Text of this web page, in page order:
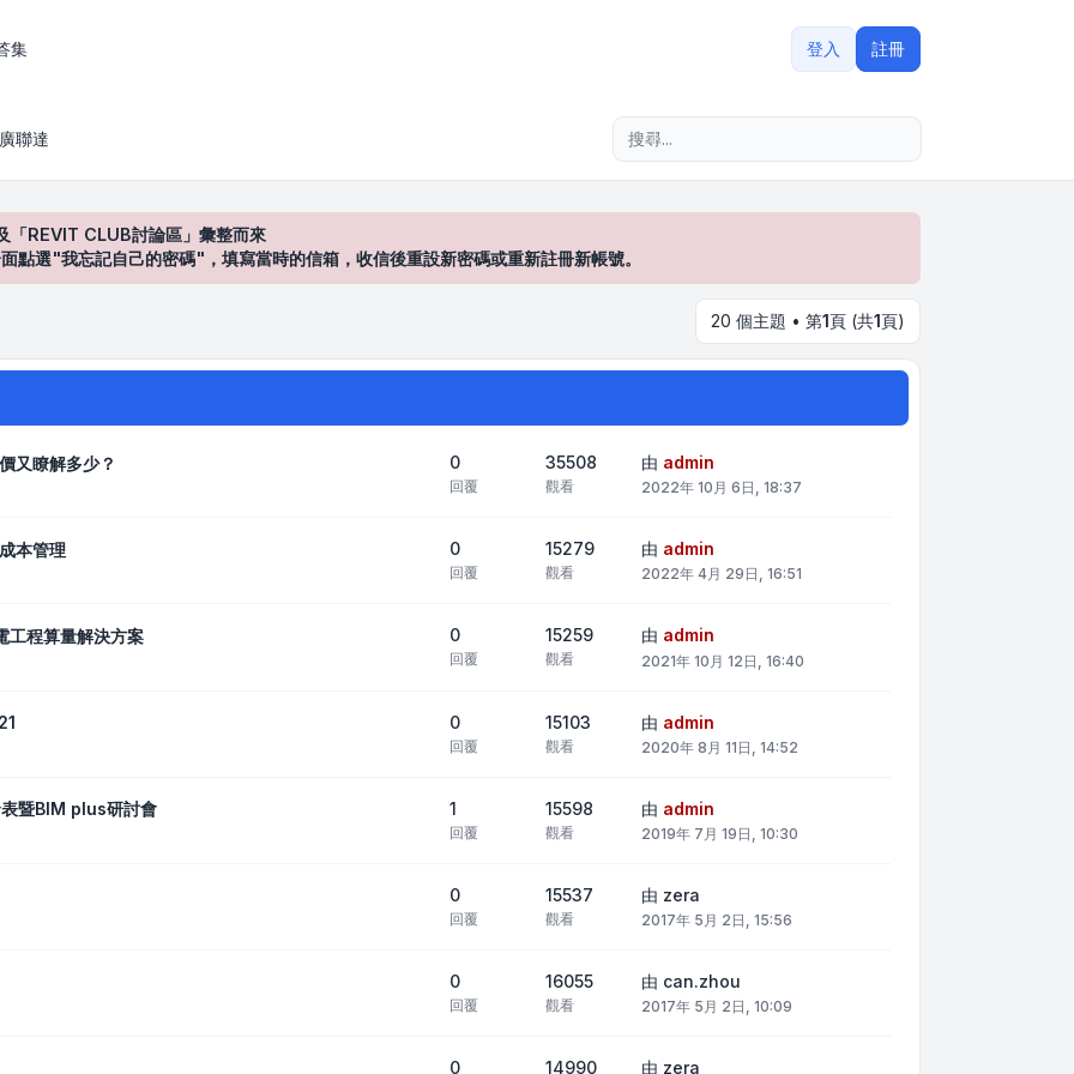
集 登入 註冊
聯達
REVIT CLUB討論區」彙整而來
選"我忘記自己的密碼"，填寫當時的信箱，收信後重設新密碼或重新註冊新帳號。
20 個主題 • 第1頁 (共1頁)
又瞭解多少？ 0
回覆
35508
觀看
由 admin
2022年 10月 6日, 18:37
本管理 0
回覆
15279
觀看
由 admin
2022年 4月 29日, 16:51
程算量解決方案 0
回覆
15259
觀看
由 admin
2021年 10月 12日, 16:40
0
回覆
15103
觀看
由 admin
2020年 8月 11日, 14:52
暨BIM plus研討會 1
回覆
15598
觀看
由 admin
2019年 7月 19日, 10:30
0
回覆
15537
觀看
由 zera
2017年 5月 2日, 15:56
0
回覆
16055
觀看
由 can.zhou
2017年 5月 2日, 10:09
0 14990 由 zera